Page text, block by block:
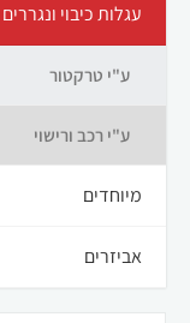
עגלות כיבוי ונגררים
ע"י טרקטור
ע"י רכב ורישוי
מיוחדים
אביזרים